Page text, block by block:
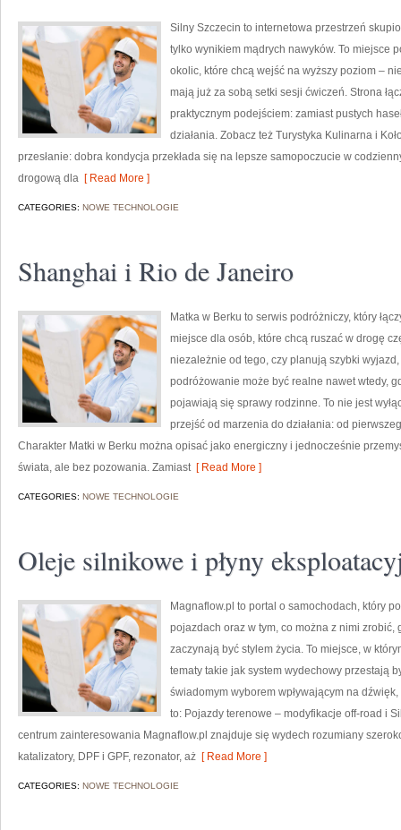
Silny Szczecin to internetowa przestrzeń
tylko wynikiem mądrych nawyków. To miejsce
okolic, które chcą wejść na wyższy poziom –
mają już za sobą setki sesji ćwiczeń. Strona
praktycznym podejściem: zamiast pustych
działania. Zobacz też Turystyka Kulinarna i
przesłanie: dobra kondycja przekłada się na lepsze samopoczucie w
drogową dla [ Read More ]
CATEGORIES: NOWE TECHNOLOGIE
Shanghai i Rio de Janeiro
Matka w Berku to serwis podróżniczy, który
miejsce dla osób, które chcą ruszać w drogę
niezależnie od tego, czy planują szybki
podróżowanie może być realne nawet wtedy,
pojawiają się sprawy rodzinne. To nie jest
przejść od marzenia do działania: od
Charakter Matki w Berku można opisać jako energiczny i jednocześnie
świata, ale bez pozowania. Zamiast[ Read More ]
CATEGORIES: NOWE TECHNOLOGIE
Oleje silnikowe i płyny
Magnaflow.pl to portal o samochodach, który
pojazdach oraz w tym, co można z nimi
zaczynają być stylem życia. To miejsce, w
tematy takie jak system wydechowy przestają
świadomym wyborem wpływającym na
to: Pojazdy terenowe – modyfikacje off-road i
centrum zainteresowania Magnaflow.pl znajduje się wydech rozumiany
katalizatory, DPF i GPF, rezonator, aż [ Read More ]
CATEGORIES: NOWE TECHNOLOGIE